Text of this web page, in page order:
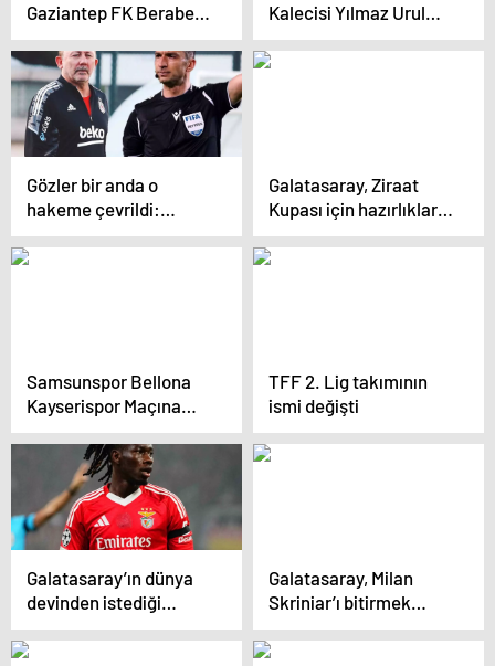
Gaziantep FK Beraber
Başladı
Kalecisi Yılmaz Urul
Vefat Etti
Gözler bir anda o
hakeme çevrildi:
Sergen Yalçın’dan olay
yaratacak Galatasaray
Galatasaray, Ziraat
Kupası için hazırlıklara
başladı
Samsunspor Bellona
Kayserispor Maçına
Hazırlanıyor
TFF 2. Lig takımının
ismi değişti
Galatasaray’ın dünya
devinden istediği
yıldızın sözleşmesi
feshedildi
Galatasaray, Milan
Skriniar’ı bitirmek
üzere